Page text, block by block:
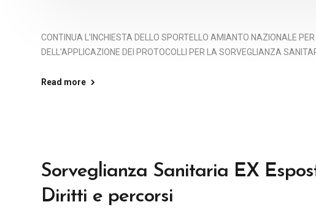
CONTINUA L'INCHIESTA DELLO SPORTELLO AMIANTO NAZIONALE
DELL'APPLICAZIONE DEI PROTOCOLLI PER LA SORVEGLIANZA
Read more
Sorveglianza Sanitaria EX
Diritti e percorsi